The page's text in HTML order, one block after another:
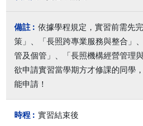
依據學程規定，實習前需先
策」、「長照跨專業服務與整合」
管及個管」、「長照機構經營管理
欲申請實習當學期方才修課的同學
能申請！
實習結束後